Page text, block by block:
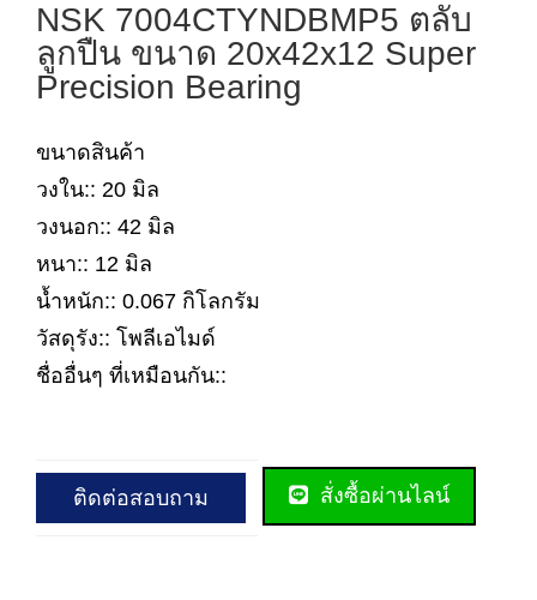
NSK 7004CTYNDBMP5 ตลับ
ลูกปืน ขนาด 20x42x12 Super
Precision Bearing
ขนาดสินค้า
วงใน:: 20 มิล
วงนอก:: 42 มิล
หนา:: 12 มิล
น้ำหนัก:: 0.067 กิโลกรัม
วัสดุรัง:: โพลีเอไมด์
ชื่ออื่นๆ ที่เหมือนกัน::
ติดต่อสอบถาม สั่งซื้อผ่านไลน์